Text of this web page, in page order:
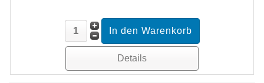
Details